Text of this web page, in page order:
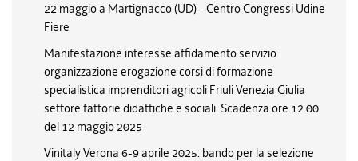
22 maggio a Martignacco (UD) - Centro Congressi Udine
Fiere
Manifestazione interesse affidamento servizio
organizzazione erogazione corsi di formazione
specialistica imprenditori agricoli Friuli Venezia Giulia
settore fattorie didattiche e sociali. Scadenza ore 12.00
del 12 maggio 2025
Vinitaly Verona 6-9 aprile 2025: bando per la selezione